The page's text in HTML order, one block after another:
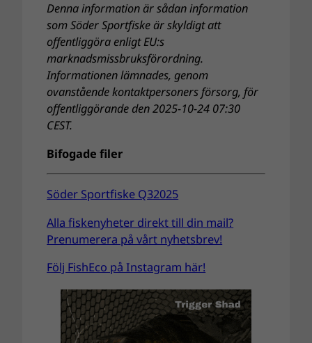
Denna information är sådan information
som Söder Sportfiske är skyldigt att
offentliggöra enligt EU:s
marknadsmissbruksförordning.
Informationen lämnades, genom
ovanstående kontaktpersoners försorg, för
offentliggörande den 2025-10-24 07:30
CEST.
Bifogade filer
Söder Sportfiske Q32025
Alla fiskenyheter direkt till din mail?
Prenumerera på vårt nyhetsbrev!
Följ FishEco på Instagram här!